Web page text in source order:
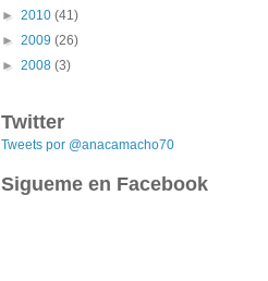
► 2010 (41)
► 2009 (26)
► 2008 (3)
Twitter
Tweets por @anacamacho70
Sigueme en Facebook